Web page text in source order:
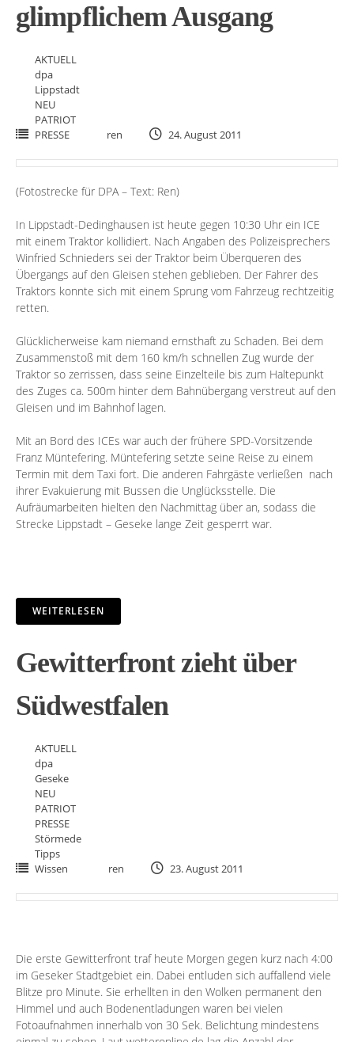
glimpflichem Ausgang
AKTUELL
dpa
Lippstadt
NEU
PATRIOT
PRESSE
ren 24. August 2011
(Fotostrecke für DPA – Text: Ren)
In Lippstadt-Dedinghausen ist heute gegen 10:30 Uhr ein ICE
mit einem Traktor kollidiert. Nach Angaben des Polizeisprechers
Winfried Schnieders sei der Traktor beim Überqueren des
Übergangs auf den Gleisen stehen geblieben. Der Fahrer des
Traktors konnte sich mit einem Sprung vom Fahrzeug rechtzeitig
retten.
Glücklicherweise kam niemand ernsthaft zu Schaden. Bei dem
Zusammenstoß mit dem 160 km/h schnellen Zug wurde der
Traktor so zerrissen, dass seine Einzelteile bis zum Haltepunkt
des Zuges ca. 500m hinter dem Bahnübergang verstreut auf den
Gleisen und im Bahnhof lagen.
Mit an Bord des ICEs war auch der frühere SPD-Vorsitzende
Franz Müntefering. Müntefering setzte seine Reise zu einem
Termin mit dem Taxi fort. Die anderen Fahrgäste verließen nach
ihrer Evakuierung mit Bussen die Unglücksstelle. Die
Aufräumarbeiten hielten den Nachmittag über an, sodass die
Strecke Lippstadt – Geseke lange Zeit gesperrt war.
WEITERLESEN
Gewitterfront zieht über
Südwestfalen
AKTUELL
dpa
Geseke
NEU
PATRIOT
PRESSE
Störmede
Tipps
Wissen
ren 23. August 2011
Die erste Gewitterfront traf heute Morgen gegen kurz nach 4:00
im Geseker Stadtgebiet ein. Dabei entluden sich auffallend viele
Blitze pro Minute. Sie erhellten in den Wolken permanent den
Himmel und auch Bodenentladungen waren bei vielen
Fotoaufnahmen innerhalb von 30 Sek. Belichtung mindestens